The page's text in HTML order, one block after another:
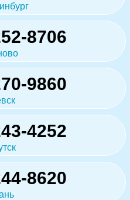
8706
9860
4252
8620